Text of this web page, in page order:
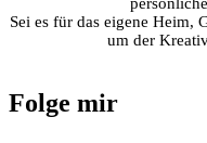
Sei es für das eigene Heim,
um der
Folge mir